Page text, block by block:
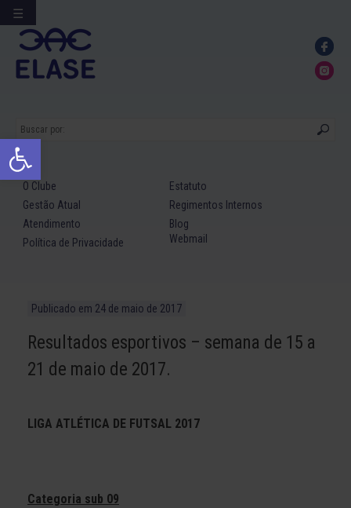
Abrir a barra de ferramentas
Ir
para
conteúdo
O Clube
Estatuto
Gestão Atual
Regimentos Internos
Atendimento
Blog
Política de Privacidade
Webmail
Publicado em 24 de maio de 2017
Resultados esportivos – semana de 15 a
21 de maio de 2017.
LIGA ATLÉTICA DE FUTSAL 2017
Categoria sub 09
☰